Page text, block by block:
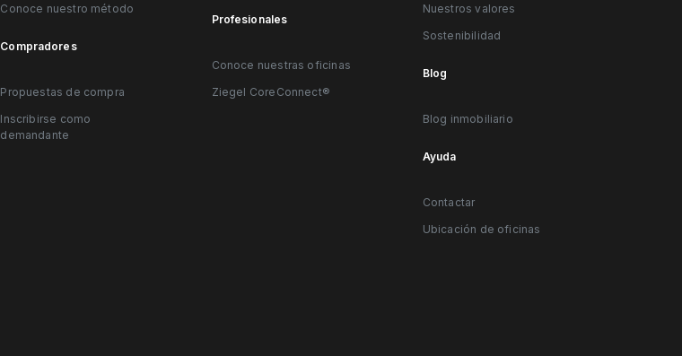
Conoce nuestro método
Compradores
Propuestas de compra
Inscribirse como
demandante
Profesionales
Conoce nuestras oficinas
Ziegel CoreConnect®
Nuestros valores
Sostenibilidad
Blog
Blog inmobiliario
Ayuda
Contactar
Ubicación de oficinas